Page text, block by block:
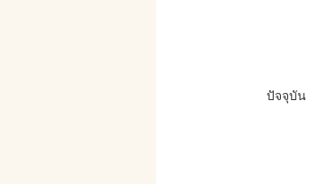
ปัจจุบั